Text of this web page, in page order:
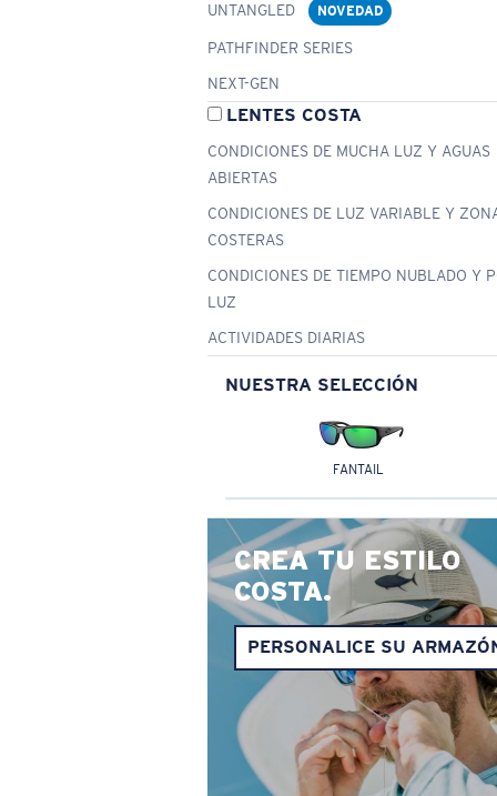
UNTANGLED
NOVEDAD
PATHFINDER SERIES
NEXT-GEN
LENTES COSTA
CONDICIONES DE MUCHA LUZ Y AGUAS
ABIERTAS
CONDICIONES DE LUZ VARIABLE Y
COSTERAS
CONDICIONES DE TIEMPO NUBLADO Y
LUZ
ACTIVIDADES DIARIAS
NUESTRA SELECCIÓN
FANTAIL
CREA TU ESTILO
COSTA.
PERSONALICE SU